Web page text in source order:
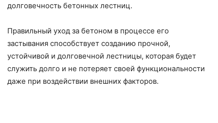
долговечность бетонных лестниц.
Правильный уход за бетоном в процессе его
застывания способствует созданию прочной,
устойчивой и долговечной лестницы, которая будет
служить долго и не потеряет своей функциональности
даже при воздействии внешних факторов.